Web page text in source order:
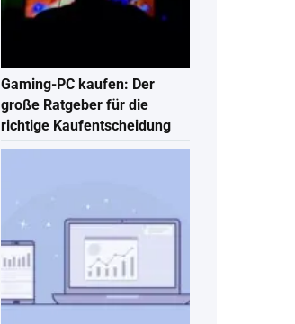
Gaming-PC kaufen: Der
große Ratgeber für die
richtige Kaufentscheidung